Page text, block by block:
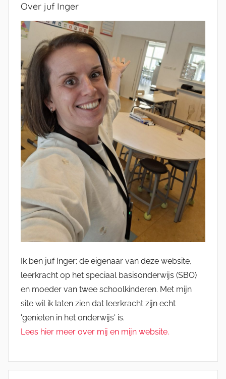
Over juf Inger
Ik ben juf Inger; de eigenaar van deze website,
leerkracht op het speciaal basisonderwijs (SBO)
en moeder van twee schoolkinderen. Met mijn
site wil ik laten zien dat leerkracht zijn echt
'genieten in het onderwijs' is.
Lees hier meer over mij en mijn website.